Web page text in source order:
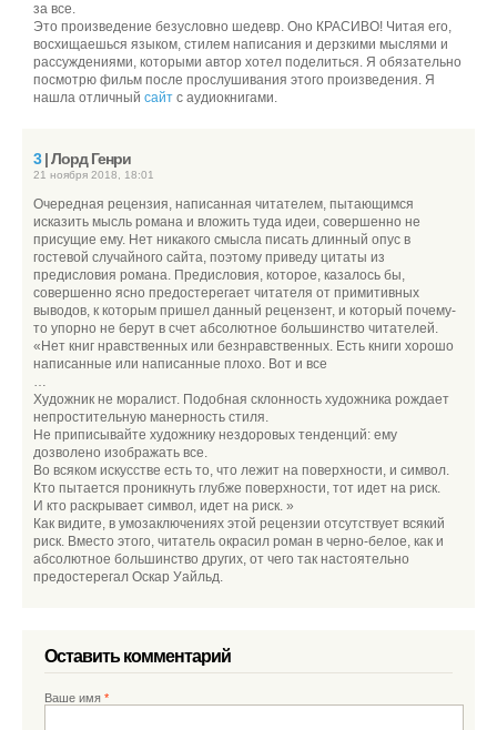
за все.
Это произведение безусловно шедевр. Оно КРАСИВО! Читая его,
восхищаешься языком, стилем написания и дерзкими мыслями и
рассуждениями, которыми автор хотел поделиться. Я обязательно
посмотрю фильм после прослушивания этого произведения. Я
нашла отличный сайт с аудиокнигами.
3| Лорд Генри
21 ноября 2018, 18:01
Очередная рецензия, написанная читателем, пытающимся
исказить мысль романа и вложить туда идеи, совершенно не
присущие ему. Нет никакого смысла писать длинный опус в
гостевой случайного сайта, поэтому приведу цитаты из
предисловия романа. Предисловия, которое, казалось бы,
совершенно ясно предостерегает читателя от примитивных
выводов, к которым пришел данный рецензент, и который почему-
то упорно не берут в счет абсолютное большинство читателей.
«Нет книг нравственных или безнравственных. Есть книги хорошо
написанные или написанные плохо. Вот и все
…
Художник не моралист. Подобная склонность художника рождает
непростительную манерность стиля.
Не приписывайте художнику нездоровых тенденций: ему
дозволено изображать все.
Во всяком искусстве есть то, что лежит на поверхности, и символ.
Кто пытается проникнуть глубже поверхности, тот идет на риск.
И кто раскрывает символ, идет на риск. »
Как видите, в умозаключениях этой рецензии отсутствует всякий
риск. Вместо этого, читатель окрасил роман в черно-белое, как и
абсолютное большинство других, от чего так настоятельно
предостерегал Оскар Уайльд.
Оставить комментарий
Ваше имя *